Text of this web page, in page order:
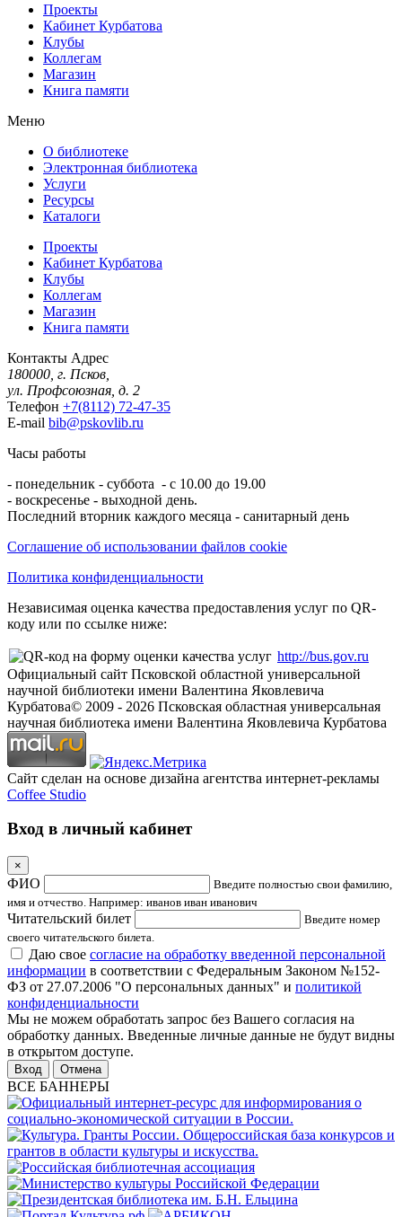
Проекты
Кабинет Курбатова
Клубы
Коллегам
Магазин
Книга памяти
Меню
О библиотеке
Электронная библиотека
Услуги
Ресурсы
Каталоги
Проекты
Кабинет Курбатова
Клубы
Коллегам
Магазин
Книга памяти
Контакты Адрес
180000, г. Псков,
ул. Профсоюзная, д. 2
Телефон +7(8112) 72-47-35
E-mail bib@pskovlib.ru
Часы работы
- понедельник - суббота - с 10.00 до 19.00
- воскресенье - выходной день.
Последний вторник каждого месяца - санитарный день
Соглашение об использовании файлов cookie
Политика конфиденциальности
Независимая оценка качества предоставления услуг по QR-
коду или по ссылке ниже:
http://bus.gov.ru
Официальный сайт Псковской областной универсальной
научной библиотеки имени Валентина Яковлевича
Курбатова© 2009 - 2026 Псковская областная универсальная
научная библиотека имени Валентина Яковлевича Курбатова
Сайт сделан на основе дизайна агентства интернет-рекламы
Coffee Studio
Вход в личный кабинет
×
ФИО
Введите полностью свои фамилию,
имя и отчество. Например: иванов иван иванович
Читательский билет
Введите номер
своего читательского билета.
Даю свое согласие на обработку введенной персональной
информации в соответствии с Федеральным Законом №152-
ФЗ от 27.07.2006 "О персональных данных" и политикой
конфиденциальности
Мы не можем обработать запрос без Вашего согласия на
обработку данных. Введенные личные данные не будут видны
в открытом доступе.
Отмена
ВСЕ БАННЕРЫ